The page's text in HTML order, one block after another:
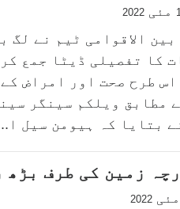
مئی 2022
کا تفصیلی ڈیٹا جمع
طرح صحت اور امراض
مطابق ویلکم سینگر
بتایا کہ ہیومن سیل
زمین کی طرف بڑھ
مئی 2022